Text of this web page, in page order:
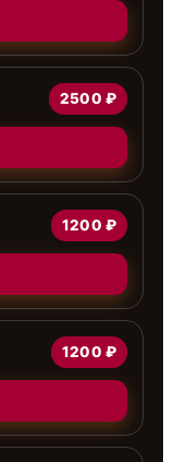
2500 ₽
1200 ₽
1200 ₽